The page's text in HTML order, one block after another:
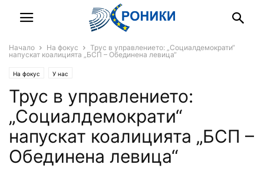
Начало На фокус
Трус в управлението: „Социалдемократи“
напускат коалицията „БСП – Обединена левица“
На фокус У нас
Трус в управлението:
„Социалдемократи“
напускат коалицията „БСП –
Обединена левица“